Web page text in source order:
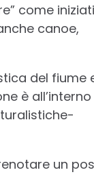
come
canoe,
del fiume
è
un